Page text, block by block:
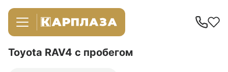
Toyota RAV4 с пробегом